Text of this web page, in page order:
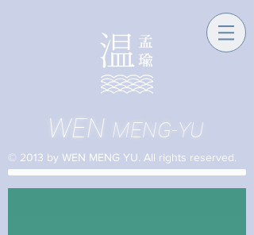
WEN MENG-YU
© 2013 by WEN MENG YU. All rights reserved.